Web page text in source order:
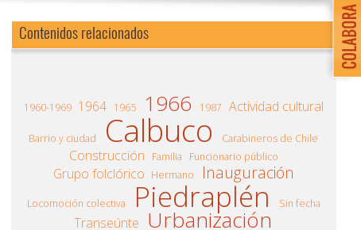
Contenidos relacionados
1960-1969 1964 1965 1966 1987 Actividad cultural
Barrio y ciudad Calbuco Carabineros de Chile
Construcción Familia Funcionario público
Grupo folclórico Hermano Inauguración
Locomoción colectiva Piedraplén Sin fecha
Transeúnte Urbanización